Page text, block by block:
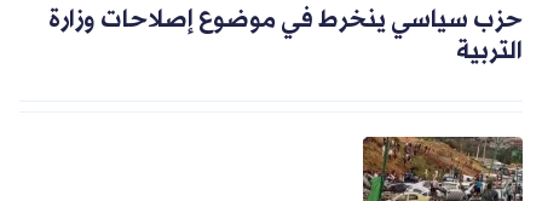
حزب سياسي ينخرط في موضوع إصلاحات وزارة
التربية